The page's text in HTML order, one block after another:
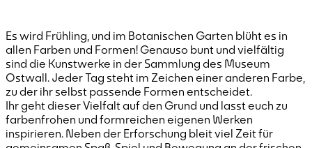
Es wird Frühling, und im Botanischen Garten blüht es in
allen Farben und Formen! Genauso bunt und vielfältig
sind die Kunstwerke in der Sammlung des Museum
Ostwall. Jeder Tag steht im Zeichen einer anderen Farbe,
zu der ihr selbst passende Formen entscheidet.
Ihr geht dieser Vielfalt auf den Grund und lasst euch zu
farbenfrohen und formreichen eigenen Werken
inspirieren. Neben der Erforschung bleit viel Zeit für